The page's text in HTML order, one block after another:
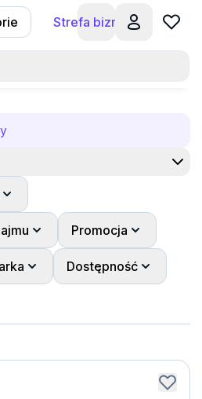
Strefa biznesu
Promocja
Dostępność